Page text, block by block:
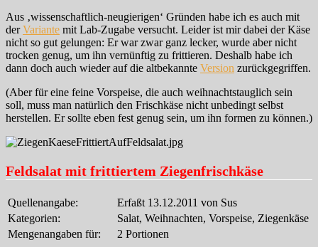
Aus ‚wissenschaftlich-neugierigen‘ Gründen habe ich es auch mit
derVariante mit Lab-Zugabe versucht. Leider ist mir dabei der Käse
nicht so gut gelungen: Er war zwar ganz lecker, wurde aber nicht
trocken genug, um ihn vernünftig zu frittieren. Deshalb habe ich
dann doch auch wieder auf die altbekannte Version zurückgegriffen.
(Aber für eine feine Vorspeise, die auch weihnachtstauglich sein
soll, muss man natürlich den Frischkäse nicht unbedingt selbst
herstellen. Er sollte eben fest genug sein, um ihn formen zu können.)
Feldsalat mit frittiertem Ziegenfrischkäse
Quellenangabe:
Erfaßt 13.12.2011 von Sus
Kategorien:
Salat, Weihnachten, Vorspeise, Ziegenkäse
Mengenangaben für:
2 Portionen